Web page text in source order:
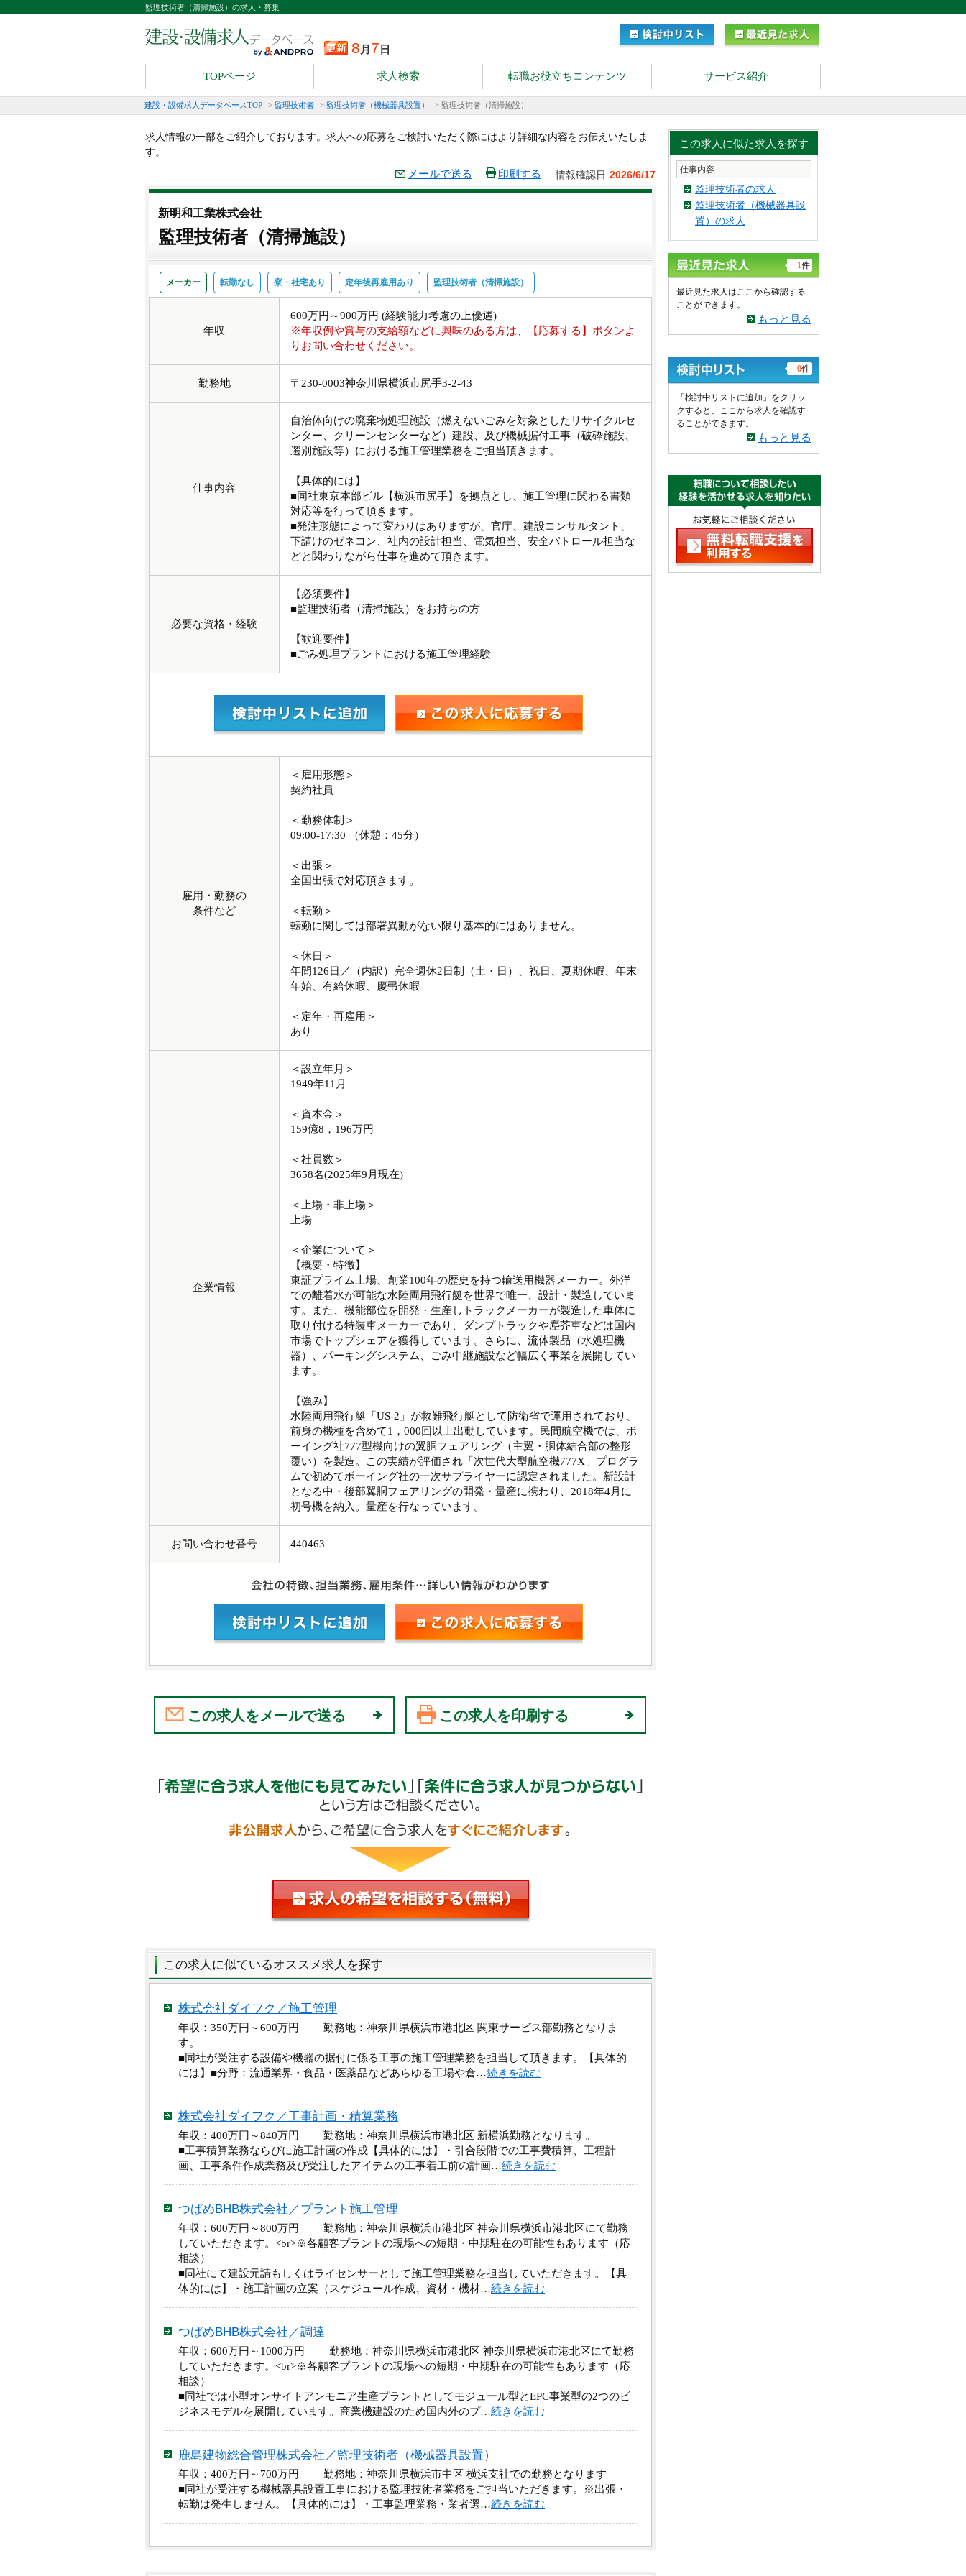
監理技術者（清掃施設）の求人・募集
8 月 7 日
TOPページ 求人検索 転職お役立ちコンテンツ サービス紹介
建設・設備求人データベースTOP > 監理技術者 > 監理技術者（機械器具設置） > 監理技術者（清掃施設）
求人情報の一部をご紹介しております。求人への応募をご検討いただく際にはより詳細な内容をお伝えいたしま
す。
情報確認日 2026/6/17
メールで送る 印刷する
新明和工業株式会社
監理技術者（清掃施設）
メーカー 転勤なし 寮・社宅あり 定年後再雇用あり 監理技術者（清掃施設）
年収
600万円～900万円 (経験能力考慮の上優遇)
※年収例や賞与の支給額などに興味のある方は、【応募する】ボタンよ
りお問い合わせください。
勤務地 〒230-0003神奈川県横浜市尻手3-2-43
仕事内容
自治体向けの廃棄物処理施設（燃えないごみを対象としたリサイクルセ
ンター、クリーンセンターなど）建設、及び機械据付工事（破砕施設、
選別施設等）における施工管理業務をご担当頂きます。
【具体的には】
■同社東京本部ビル【横浜市尻手】を拠点とし、施工管理に関わる書類
対応等を行って頂きます。
■発注形態によって変わりはありますが、官庁、建設コンサルタント、
下請けのゼネコン、社内の設計担当、電気担当、安全パトロール担当な
どと関わりながら仕事を進めて頂きます。
必要な資格・経験
【必須要件】
■監理技術者（清掃施設）をお持ちの方
【歓迎要件】
■ごみ処理プラントにおける施工管理経験
雇用・勤務の
条件など
＜雇用形態＞
契約社員
＜勤務体制＞
09:00-17:30 （休憩：45分）
＜出張＞
全国出張で対応頂きます。
＜転勤＞
転勤に関しては部署異動がない限り基本的にはありません。
＜休日＞
年間126日／（内訳）完全週休2日制（土・日）、祝日、夏期休暇、年末
年始、有給休暇、慶弔休暇
＜定年・再雇用＞
あり
企業情報
＜設立年月＞
1949年11月
＜資本金＞
159億8，196万円
＜社員数＞
3658名(2025年9月現在)
＜上場・非上場＞
上場
＜企業について＞
【概要・特徴】
東証プライム上場、創業100年の歴史を持つ輸送用機器メーカー。外洋
での離着水が可能な水陸両用飛行艇を世界で唯一、設計・製造していま
す。また、機能部位を開発・生産しトラックメーカーが製造した車体に
取り付ける特装車メーカーであり、ダンプトラックや塵芥車などは国内
市場でトップシェアを獲得しています。さらに、流体製品（水処理機
器）、パーキングシステム、ごみ中継施設など幅広く事業を展開してい
ます。
【強み】
水陸両用飛行艇「US-2」が救難飛行艇として防衛省で運用されており、
前身の機種を含めて1，000回以上出動しています。民間航空機では、ボ
ーイング社777型機向けの翼胴フェアリング（主翼・胴体結合部の整形
覆い）を製造。この実績が評価され「次世代大型航空機777X」プログラ
ムで初めてボーイング社の一次サプライヤーに認定されました。新設計
となる中・後部翼胴フェアリングの開発・量産に携わり、2018年4月に
初号機を納入。量産を行なっています。
お問い合わせ番号 440463
この求人をメールで送る この求人を印刷する
この求人に似ているオススメ求人を探す
株式会社ダイフク／施工管理
年収：350万円～600万円 勤務地：神奈川県横浜市港北区 関東サービス部勤務となりま
す。
■同社が受注する設備や機器の据付に係る工事の施工管理業務を担当して頂きます。【具体的
には】■分野：流通業界・食品・医薬品などあらゆる工場や倉…続きを読む
株式会社ダイフク／工事計画・積算業務
年収：400万円～840万円 勤務地：神奈川県横浜市港北区 新横浜勤務となります。
■工事積算業務ならびに施工計画の作成【具体的には】・引合段階での工事費積算、工程計
画、工事条件作成業務及び受注したアイテムの工事着工前の計画…続きを読む
つばめBHB株式会社／プラント施工管理
年収：600万円～800万円 勤務地：神奈川県横浜市港北区 神奈川県横浜市港北区にて勤務
していただきます。<br>※各顧客プラントの現場への短期・中期駐在の可能性もあります（応
相談）
■同社にて建設元請もしくはライセンサーとして施工管理業務を担当していただきます。【具
体的には】・施工計画の立案（スケジュール作成、資材・機材…続きを読む
つばめBHB株式会社／調達
年収：600万円～1000万円 勤務地：神奈川県横浜市港北区 神奈川県横浜市港北区にて勤務
していただきます。<br>※各顧客プラントの現場への短期・中期駐在の可能性もあります（応
相談）
■同社では小型オンサイトアンモニア生産プラントとしてモジュール型とEPC事業型の2つのビ
ジネスモデルを展開しています。商業機建設のため国内外のプ…続きを読む
鹿島建物総合管理株式会社／監理技術者（機械器具設置）
年収：400万円～700万円 勤務地：神奈川県横浜市中区 横浜支社での勤務となります
■同社が受注する機械器具設置工事における監理技術者業務をご担当いただきます。※出張・
転勤は発生しません。【具体的には】・工事監理業務・業者選…続きを読む
この求人に似た求人を探す
仕事内容
監理技術者の求人
監理技術者（機械器具設
置）の求人
1件
最近見た求人はここから確認する
ことができます。
もっと見る
0件
「検討中リストに追加」をクリッ
クすると、ここから求人を確認す
ることができます。
もっと見る